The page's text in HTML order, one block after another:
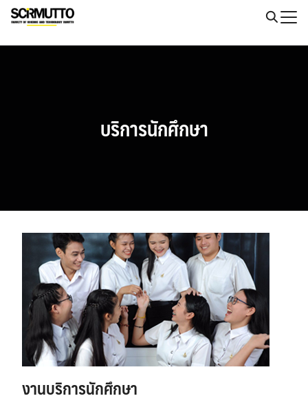
Skip
content
บริการนักศึกษา
งานบริการนักศึกษา